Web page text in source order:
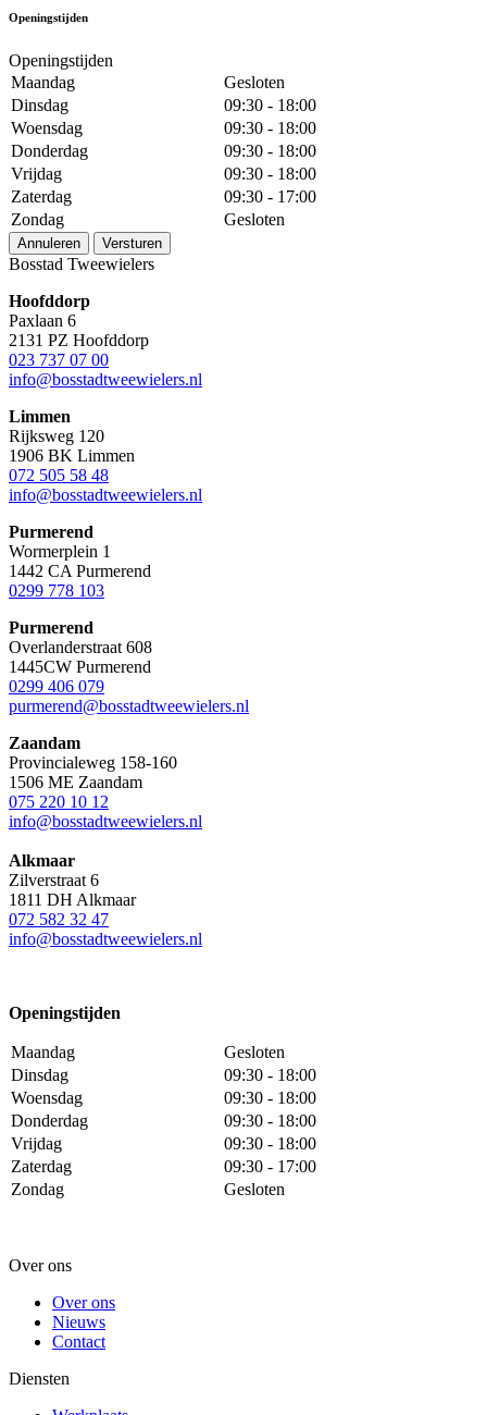
Openingstijden
Openingstijden
Maandag
Gesloten
Dinsdag
09:30 - 18:00
Woensdag
09:30 - 18:00
Donderdag
09:30 - 18:00
Vrijdag
09:30 - 18:00
Zaterdag
09:30 - 17:00
Zondag
Gesloten
Annuleren Versturen
Bosstad Tweewielers
Hoofddorp
Paxlaan 6
2131 PZ Hoofddorp
023 737 07 00
info@bosstadtweewielers.nl
Limmen
Rijksweg 120
1906 BK Limmen
072 505 58 48
info@bosstadtweewielers.nl
Purmerend
Wormerplein 1
1442 CA Purmerend
0299 778 103
Purmerend
Overlanderstraat 608
1445CW Purmerend
0299 406 079
purmerend@bosstadtweewielers.nl
Zaandam
Provincialeweg 158-160
1506 ME Zaandam
075 220 10 12
info@bosstadtweewielers.nl
Alkmaar
Zilverstraat 6
1811 DH Alkmaar
072 582 32 47
info@bosstadtweewielers.nl
Openingstijden
Maandag
Gesloten
Dinsdag
09:30 - 18:00
Woensdag
09:30 - 18:00
Donderdag
09:30 - 18:00
Vrijdag
09:30 - 18:00
Zaterdag
09:30 - 17:00
Zondag
Gesloten
Over ons
Over ons
Nieuws
Contact
Diensten